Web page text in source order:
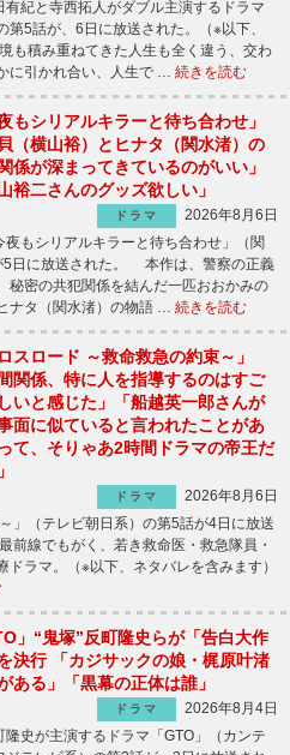
紀と寺西拓人がダブル主演するドラマ
第5話が、6日に放送された。（※以下、
積み重ねてきた人生も全く違う、交わ
に引かれ合い、人生で … 続きを読む
夜もシリアルキラーと待ち合わせ」
貝（横山裕）とヒナタ（関水渚）の
係が深まってきているのがいい」
山裕二さんのグッズ欲しい」
ドラマ
2026年8月6日
もシリアルキラーと待ち合わせ」（関
5日に放送された。 本作は、警察の正義
秘密の共犯関係を結んだ一匹おおかみの
ナタ（関水渚）の物語 … 続きを読む
ロスロード ～救命救急の約束～」
間関係、特に人を指導するのはすご
いと感じた」「船越英一郎さんが
事面に似ていると言われたことがあ
て、そりゃあ2時間ドラマの帝王だ
ドラマ
2026年8月6日
」（テレビ朝日系）の第5話が4日に放送
線でもがく、若き救命医・救急隊員・
ラマ。（※以下、ネタバレを含みます）
」“鬼塚”反町隆史らが「告白大作
決行 「カジサックの娘・梶原叶渚
ある」「黒幕の正体は誰」
ドラマ
2026年8月4日
史が主演するドラマ「GTO」（カンテ